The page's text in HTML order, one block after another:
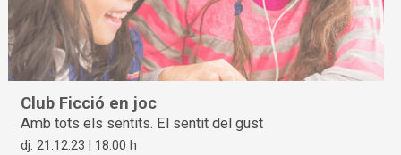
Club Ficció en joc
Amb tots els sentits. El sentit del gust
dj. 21.12.23 | 18:00 h